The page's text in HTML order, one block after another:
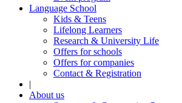
Language School
Kids & Teens
Lifelong Learners
Research & University Life
Offers for schools
Offers for companies
Contact & Registration
|
About us